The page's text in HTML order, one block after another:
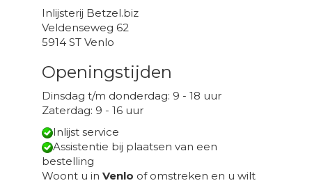
Inlijsterij Betzel.biz
Veldenseweg 62
5914 ST Venlo
Openingstijden
Dinsdag t/m donderdag: 9 - 18 uur
Zaterdag: 9 - 16 uur
Inlijst service
Assistentie bij plaatsen van een
bestelling
Woont u in Venlo of omstreken en u wilt